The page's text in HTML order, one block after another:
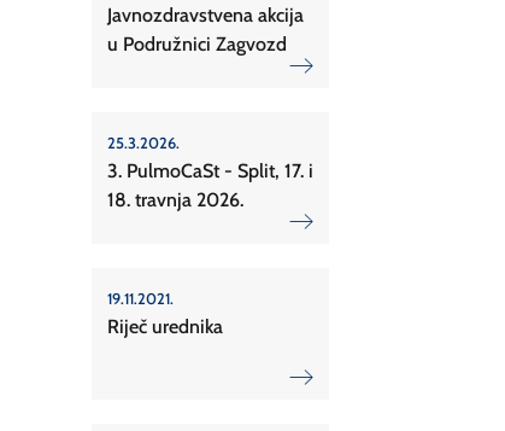
Javnozdravstvena akcija
u Podružnici Zagvozd
25.3.2026.
3. PulmoCaSt - Split, 17. i
18. travnja 2026.
19.11.2021.
Riječ urednika